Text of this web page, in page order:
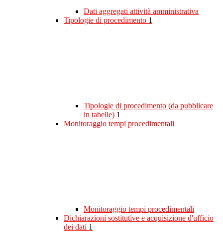
Dati aggregati attività amministrativa
Tipologie di procedimento 1
Tipologie di procedimento (da pubblicare
in tabelle) 1
Monitoraggio tempi procedimentali
Monitoraggio tempi procedimentali
Dichiarazioni sostitutive e acquisizione d'ufficio
dei dati 1